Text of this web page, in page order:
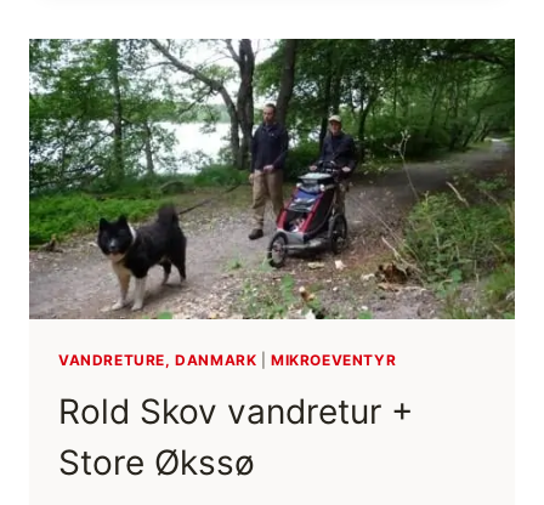
(SVANNINGE
BAKKER)
VANDRETURE, DANMARK |MIKROEVENTYR
Rold Skov vandretur +
Store Økssø